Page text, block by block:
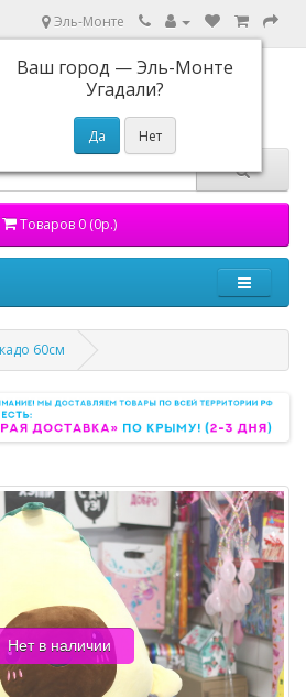
Эль-Монте
Ваш город —Эль-Монте
Угадали?
Товаров 0 (0р.)
60см
Нет в наличии